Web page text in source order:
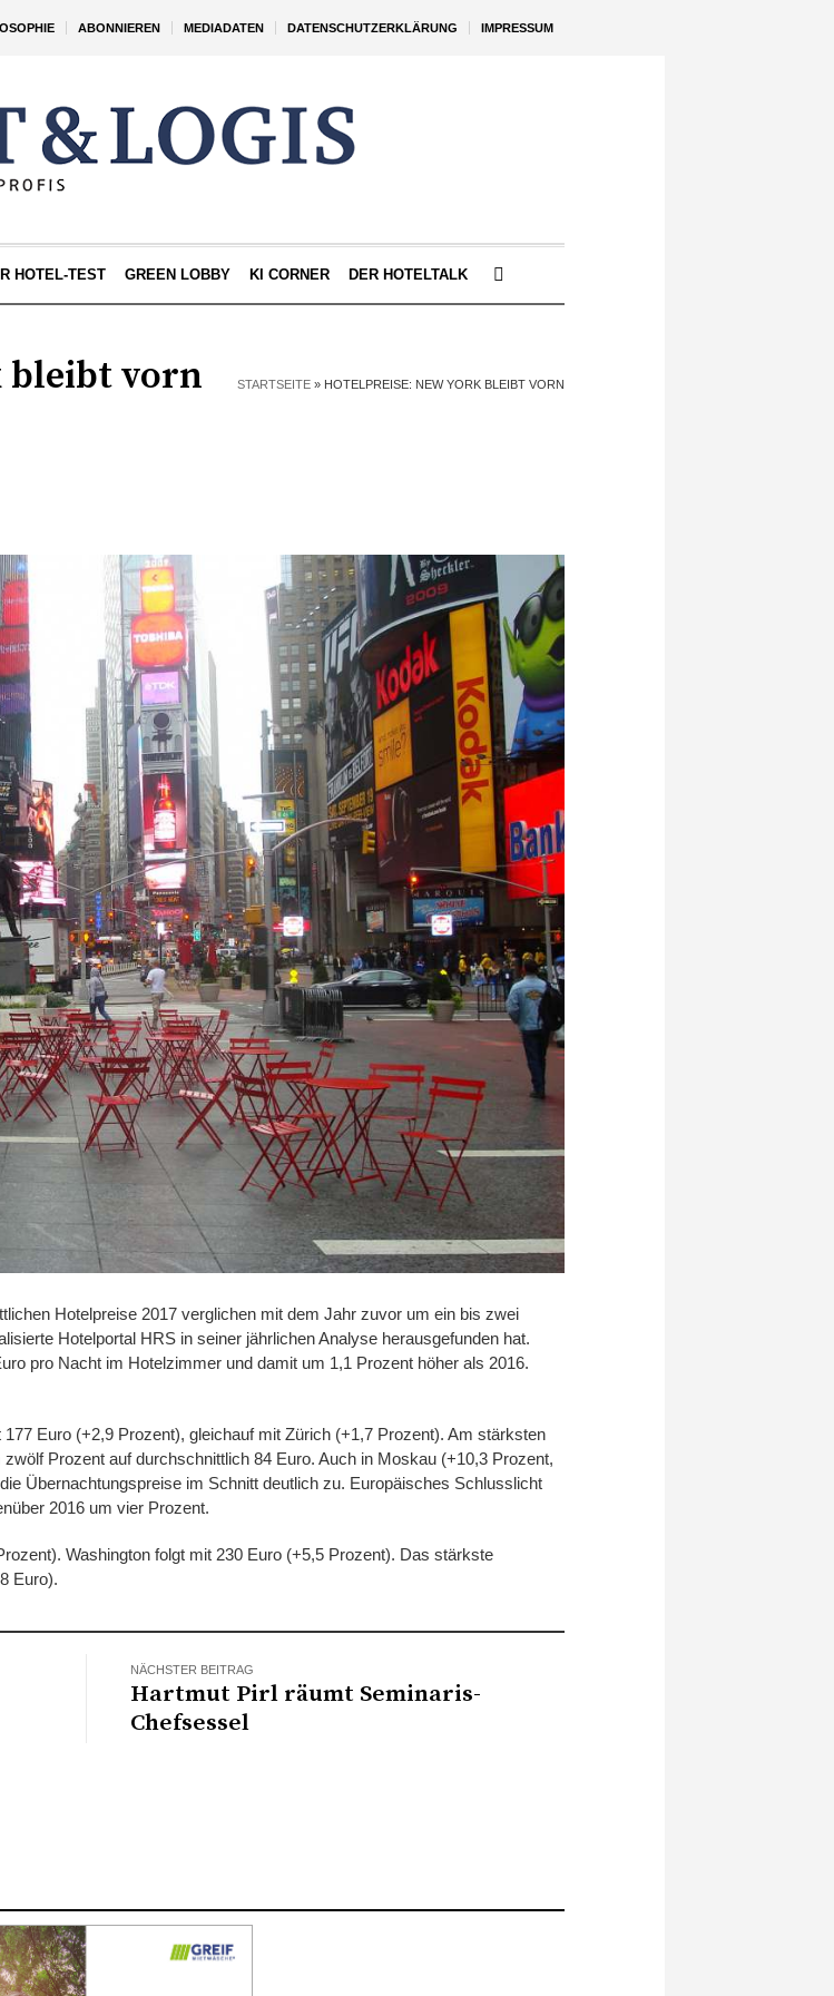
ABONNIEREN MEDIADATEN DATENSCHUTZERKLÄRUNG IMPRESSUM
HOTEL-TEST GREEN LOBBY KI CORNER DER HOTELTALK
bleibt vorn STARTSEITE » HOTELPREISE: NEW YORK BLEIBT VORN
Hotelpreise 2017 verglichen mit dem Jahr zuvor um ein bis zwei
Hotelportal HRS in seiner jährlichen Analyse herausgefunden hat.
pro Nacht im Hotelzimmer und damit um 1,1 Prozent höher als 2016.
Euro (+2,9 Prozent), gleichauf mit Zürich (+1,7 Prozent). Am stärksten
Prozent auf durchschnittlich 84 Euro. Auch in Moskau (+10,3 Prozent,
Übernachtungspreise im Schnitt deutlich zu. Europäisches Schlusslicht
2016 um vier Prozent.
Washington folgt mit 230 Euro (+5,5 Prozent). Das stärkste
Euro).
NÄCHSTER BEITRAG
Hartmut Pirl räumt Seminaris-
Chefsessel